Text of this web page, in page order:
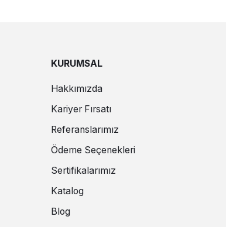
KURUMSAL
Hakkımızda
Kariyer Fırsatı
Referanslarımız
Ödeme Seçenekleri
Sertifikalarımız
Katalog
Blog